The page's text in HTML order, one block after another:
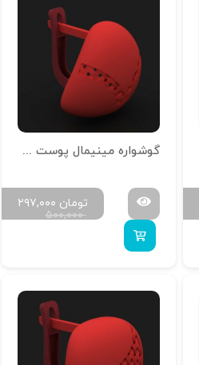
گوشواره مینیمال پوست خور تمام آینه G-M-P-15
۵۰۰,۰۰۰
۲۹۷,۰۰۰ تومان